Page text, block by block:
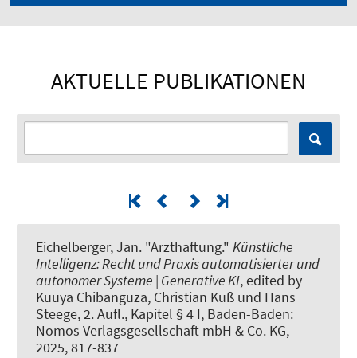
AKTUELLE PUBLIKATIONEN
Eichelberger, Jan. "Arzthaftung." Künstliche
Intelligenz: Recht und Praxis automatisierter und
autonomer Systeme | Generative KI, edited by
Kuuya Chibanguza, Christian Kuß und Hans
Steege, 2. Aufl., Kapitel § 4 I, Baden-Baden:
Nomos Verlagsgesellschaft mbH & Co. KG,
2025, 817-837